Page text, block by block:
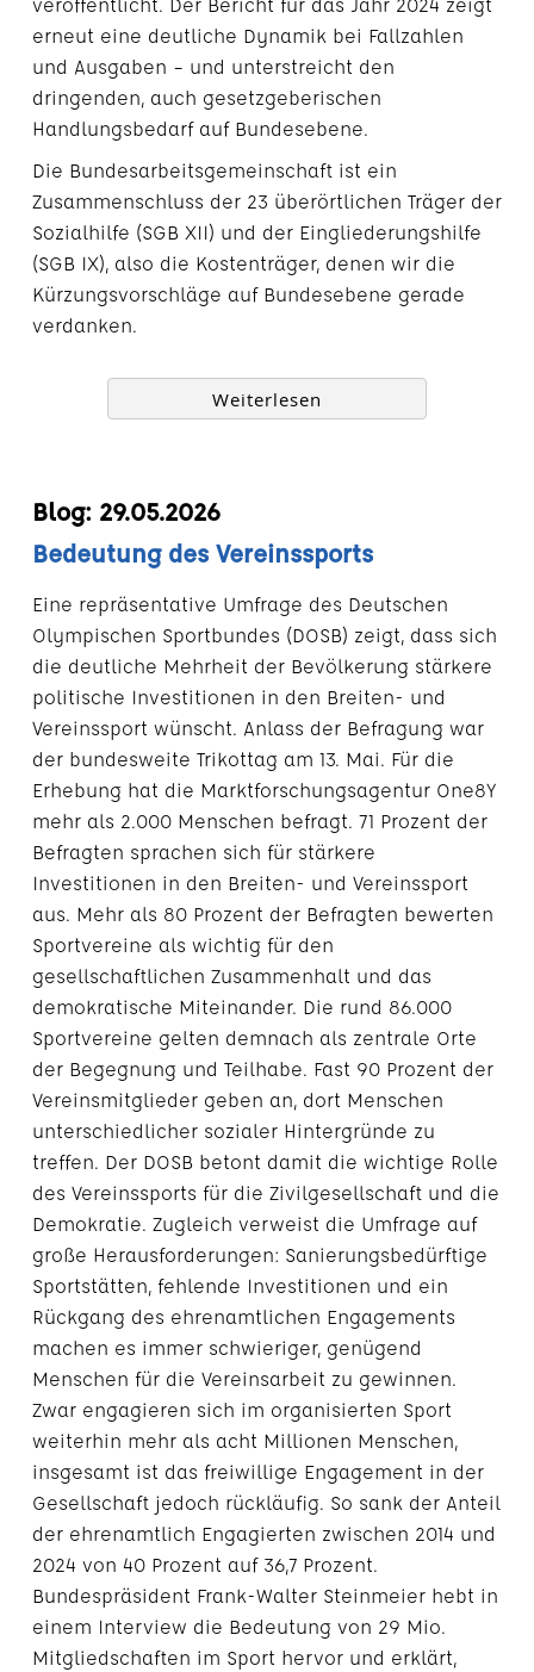
erneut eine deutliche Dynamik bei Fallzahlen
und Ausgaben – und unterstreicht den
dringenden, auch gesetzgeberischen
Handlungsbedarf auf Bundesebene.
Die Bundesarbeitsgemeinschaft ist ein
Zusammenschluss der 23 überörtlichen Träger der
Sozialhilfe (SGB XII) und der Eingliederungshilfe
(SGB IX), also die Kostenträger, denen wir die
Kürzungsvorschläge auf Bundesebene gerade
verdanken.
Weiterlesen
Blog: 29.05.2026
Bedeutung des Vereinssports
Eine repräsentative Umfrage des Deutschen
Olympischen Sportbundes (DOSB) zeigt, dass sich
die deutliche Mehrheit der Bevölkerung stärkere
politische Investitionen in den Breiten- und
Vereinssport wünscht. Anlass der Befragung war
der bundesweite Trikottag am 13. Mai. Für die
Erhebung hat die Marktforschungsagentur One8Y
mehr als 2.000 Menschen befragt. 71 Prozent der
Befragten sprachen sich für stärkere
Investitionen in den Breiten- und Vereinssport
aus. Mehr als 80 Prozent der Befragten bewerten
Sportvereine als wichtig für den
gesellschaftlichen Zusammenhalt und das
demokratische Miteinander. Die rund 86.000
Sportvereine gelten demnach als zentrale Orte
der Begegnung und Teilhabe. Fast 90 Prozent der
Vereinsmitglieder geben an, dort Menschen
unterschiedlicher sozialer Hintergründe zu
treffen. Der DOSB betont damit die wichtige Rolle
des Vereinssports für die Zivilgesellschaft und die
Demokratie. Zugleich verweist die Umfrage auf
große Herausforderungen: Sanierungsbedürftige
Sportstätten, fehlende Investitionen und ein
Rückgang des ehrenamtlichen Engagements
machen es immer schwieriger, genügend
Menschen für die Vereinsarbeit zu gewinnen.
Zwar engagieren sich im organisierten Sport
weiterhin mehr als acht Millionen Menschen,
insgesamt ist das freiwillige Engagement in der
Gesellschaft jedoch rückläufig. So sank der Anteil
der ehrenamtlich Engagierten zwischen 2014 und
2024 von 40 Prozent auf 36,7 Prozent.
Bundespräsident Frank-Walter Steinmeier hebt in
einem Interview die Bedeutung von 29 Mio.
Mitgliedschaften im Sport hervor und erklärt,